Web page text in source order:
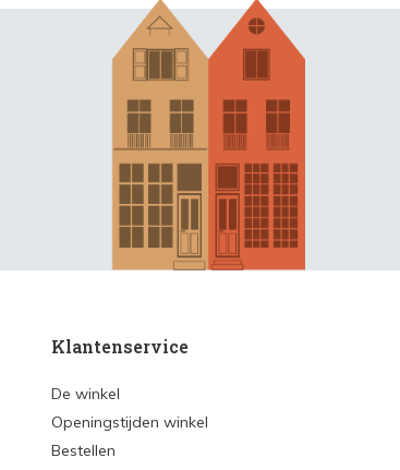
Klantenservice
De winkel
Openingstijden winkel
Bestellen